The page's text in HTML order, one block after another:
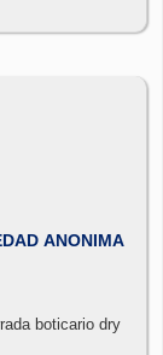
ANONIMA
boticario dry